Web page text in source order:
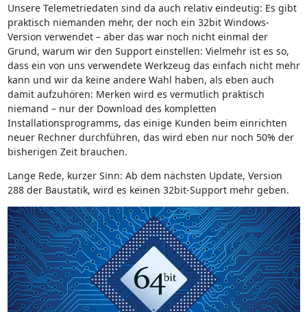
Unsere Telemetriedaten sind da auch relativ eindeutig: Es gibt
praktisch niemanden mehr, der noch ein 32bit Windows-
Version verwendet – aber das war noch nicht einmal der
Grund, warum wir den Support einstellen: Vielmehr ist es so,
dass ein von uns verwendete Werkzeug das einfach nicht mehr
kann und wir da keine andere Wahl haben, als eben auch
damit aufzuhören: Merken wird es vermutlich praktisch
niemand – nur der Download des kompletten
Installationsprogramms, das einige Kunden beim einrichten
neuer Rechner durchführen, das wird eben nur noch 50% der
bisherigen Zeit brauchen.
Lange Rede, kurzer Sinn: Ab dem nächsten Update, Version
288 der Baustatik, wird es keinen 32bit-Support mehr geben.